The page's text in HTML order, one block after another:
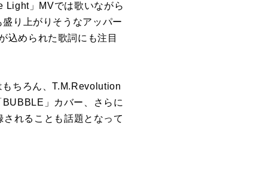
Light」MVでは歌いながら
り上がりそうなアッパー
込められた歌詞にも注目
ちろん、T.M.Revolution
」カバー、さらに
れることも話題となって